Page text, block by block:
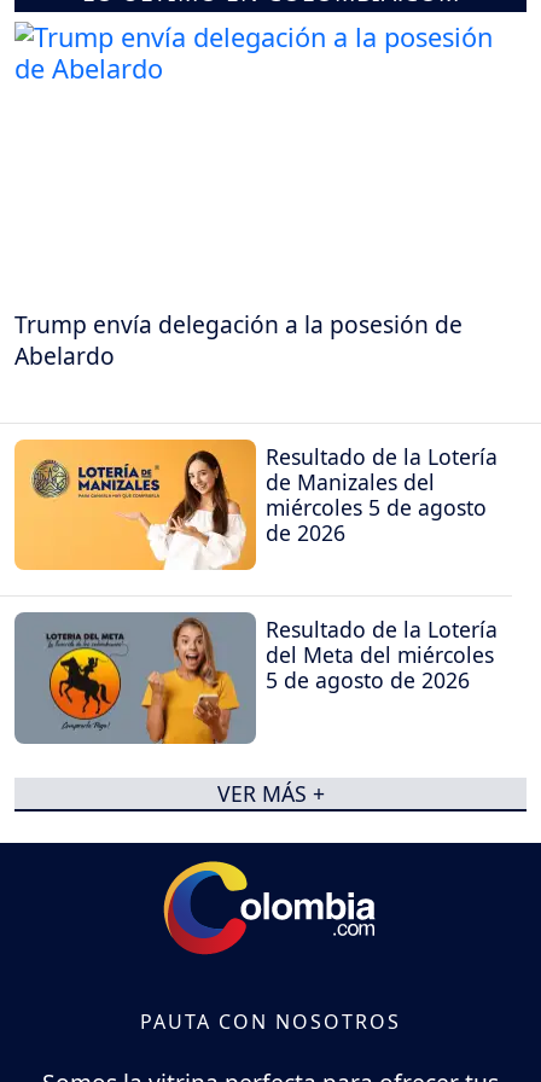
Trump envía delegación a la posesión de
Abelardo
Resultado de la Lotería
de Manizales del
miércoles 5 de agosto
de 2026
Resultado de la Lotería
del Meta del miércoles
5 de agosto de 2026
VER MÁS +
PAUTA CON NOSOTROS